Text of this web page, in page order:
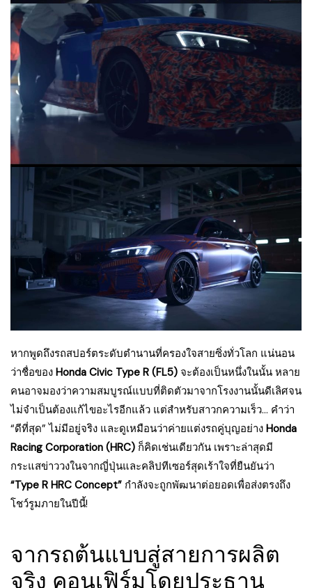
หากพูดถึงรถสปอร์ตระดับตำนานที่ครองใจสายซิ่งทั่วโลก แน่นอน
ว่าชื่อของ Honda Civic Type R (FL5) จะต้องเป็นหนึ่งในนั้น หลาย
คนอาจมองว่าความสมบูรณ์แบบที่ติดตัวมาจากโรงงานนั้นดีเลิศจน
ไม่จำเป็นต้องแก้ไขอะไรอีกแล้ว แต่สำหรับสาวกความเร็ว… คำว่า
“ดีที่สุด” ไม่มีอยู่จริง และดูเหมือนว่าค่ายแต่งรถคู่บุญอย่าง Honda
Racing Corporation (HRC) ก็คิดเช่นเดียวกัน เพราะล่าสุดมี
กระแสข่าววงในจากญี่ปุ่นและคลิปทีเซอร์สุดเร้าใจที่ยืนยันว่า
“Type R HRC Concept” กำลังจะถูกพัฒนาต่อยอดเพื่อส่งตรงถึง
โชว์รูมภายในปีนี้!
จากรถต้นแบบสู่สายการผลิต
จริง คอนเฟิร์มโดยประธาน